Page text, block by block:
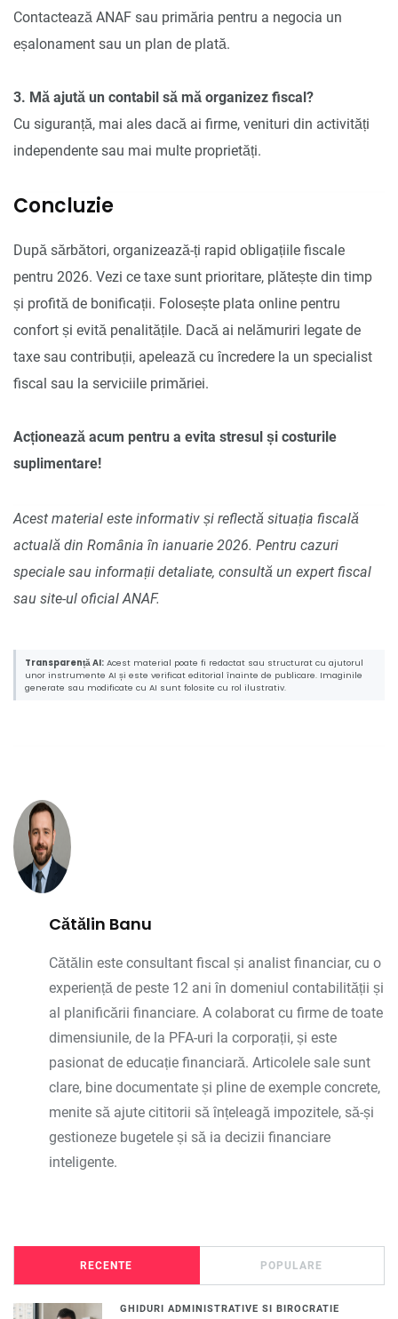
Contactează ANAF sau primăria pentru a negocia un
eșalonament sau un plan de plată.
3. Mă ajută un contabil să mă organizez fiscal?
Cu siguranță, mai ales dacă ai firme, venituri din activități
independente sau mai multe proprietăți.
Concluzie
După sărbători, organizează-ți rapid obligațiile fiscale
pentru 2026. Vezi ce taxe sunt prioritare, plătește din timp
și profită de bonificații. Folosește plata online pentru
confort și evită penalitățile. Dacă ai nelămuriri legate de
taxe sau contribuții, apelează cu încredere la un specialist
fiscal sau la serviciile primăriei.
Acționează acum pentru a evita stresul și costurile
suplimentare!
Acest material este informativ și reflectă situația fiscală
actuală din România în ianuarie 2026. Pentru cazuri
speciale sau informații detaliate, consultă un expert fiscal
sau site-ul oficial ANAF.
Transparență AI: Acest material poate fi redactat sau structurat cu ajutorul
unor instrumente AI și este verificat editorial înainte de publicare. Imaginile
generate sau modificate cu AI sunt folosite cu rol ilustrativ.
Cătălin Banu
Cătălin este consultant fiscal și analist financiar, cu o
experiență de peste 12 ani în domeniul contabilității și
al planificării financiare. A colaborat cu firme de toate
dimensiunile, de la PFA-uri la corporații, și este
pasionat de educație financiară. Articolele sale sunt
clare, bine documentate și pline de exemple concrete,
menite să ajute cititorii să înțeleagă impozitele, să-și
gestioneze bugetele și să ia decizii financiare
inteligente.
RECENTE POPULARE
GHIDURI ADMINISTRATIVE SI BIROCRATIE